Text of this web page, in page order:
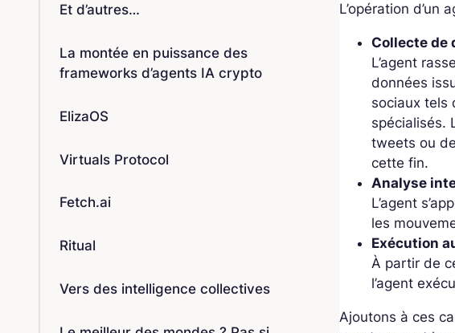
Et d’autres…
La montée en puissance des
frameworks d’agents IA crypto
ElizaOS
Virtuals Protocol
Fetch.ai
Ritual
Vers des intelligence collectives
L’opération d’un
Collecte de
L’agent
données
sociaux tels
spécialisés.
tweets ou
cette fin.
Analyse
L’agent
les
Exécution
À partir de
l’agent
Ajoutons à ces